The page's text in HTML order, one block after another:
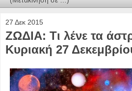
27 Δεκ 2015
ΖΩΔΙΑ: Τι λένε τα
Κυριακή 27